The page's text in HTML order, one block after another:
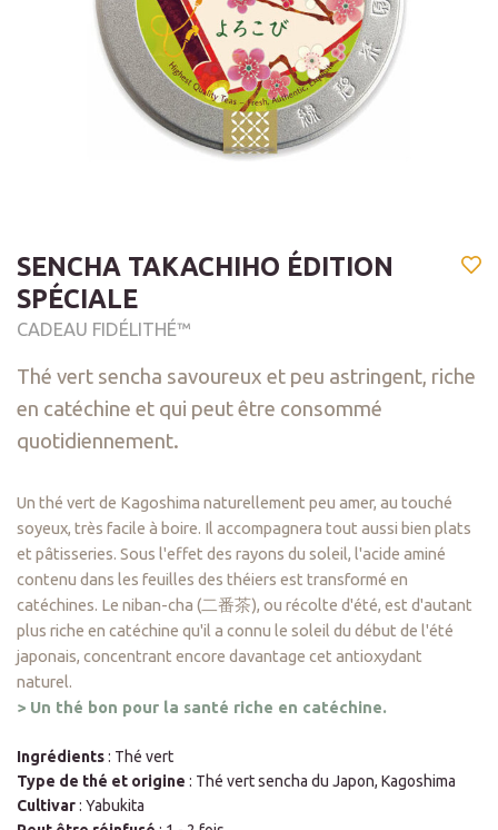
SENCHA TAKACHIHO ÉDITION
SPÉCIALE
CADEAU FIDÉLITHÉ™
Thé vert sencha savoureux et peu astringent, riche
en catéchine et qui peut être consommé
quotidiennement.
Un thé vert de Kagoshima naturellement peu amer, au touché
soyeux, très facile à boire. Il accompagnera tout aussi bien plats
et pâtisseries. Sous l'effet des rayons du soleil, l'acide aminé
contenu dans les feuilles des théiers est transformé en
catéchines. Le niban-cha (二番茶), ou récolte d'été, est d'autant
plus riche en catéchine qu'il a connu le soleil du début de l'été
japonais, concentrant encore davantage cet antioxydant
naturel.
> Un thé bon pour la santé riche en catéchine.
Ingrédients: Thé vert
Type de thé et origine : Thé vert sencha du Japon, Kagoshima
Cultivar: Yabukita